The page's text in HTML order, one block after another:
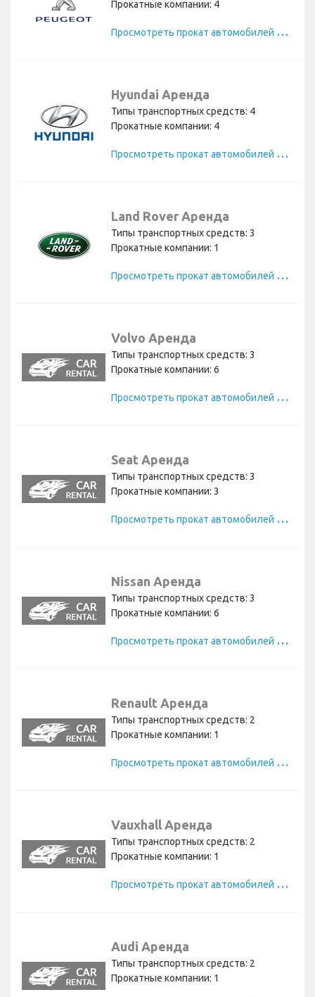
Прокатные компании: 4
П
росмотреть прокат автомобилей Peugeot
Hyundai Аренда
Типы транспортных средств: 4
Прокатные компании: 4
П
росмотреть прокат автомобилей Hyundai
Land Rover Аренда
Типы транспортных средств: 3
Прокатные компании: 1
П
росмотреть прокат автомобилей Land Rover
Volvo Аренда
Типы транспортных средств: 3
Прокатные компании: 6
П
росмотреть прокат автомобилей Volvo
Seat Аренда
Типы транспортных средств: 3
Прокатные компании: 3
П
росмотреть прокат автомобилей Seat
Nissan Аренда
Типы транспортных средств: 3
Прокатные компании: 6
П
росмотреть прокат автомобилей Nissan
Renault Аренда
Типы транспортных средств: 2
Прокатные компании: 1
П
росмотреть прокат автомобилей Renault
Vauxhall Аренда
Типы транспортных средств: 2
Прокатные компании: 1
П
росмотреть прокат автомобилей Vauxhall
Audi Аренда
Типы транспортных средств: 2
Прокатные компании: 1